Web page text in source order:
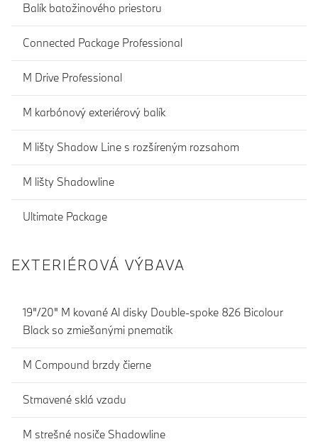
Balík batožinového priestoru
Connected Package Professional
M Drive Professional
M karbónový exteriérový balík
M lišty Shadow Line s rozšíreným rozsahom
M lišty Shadowline
Ultimate Package
EXTERIÉROVÁ VÝBAVA
19"/20" M kované Al disky Double-spoke 826 Bicolour
Black so zmiešanými pnematik
M Compound brzdy čierne
Stmavené sklá vzadu
M strešné nosiče Shadowline